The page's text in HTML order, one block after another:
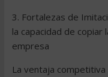
3. Fortalezas de
la capacidad de
empresa
La ventaja